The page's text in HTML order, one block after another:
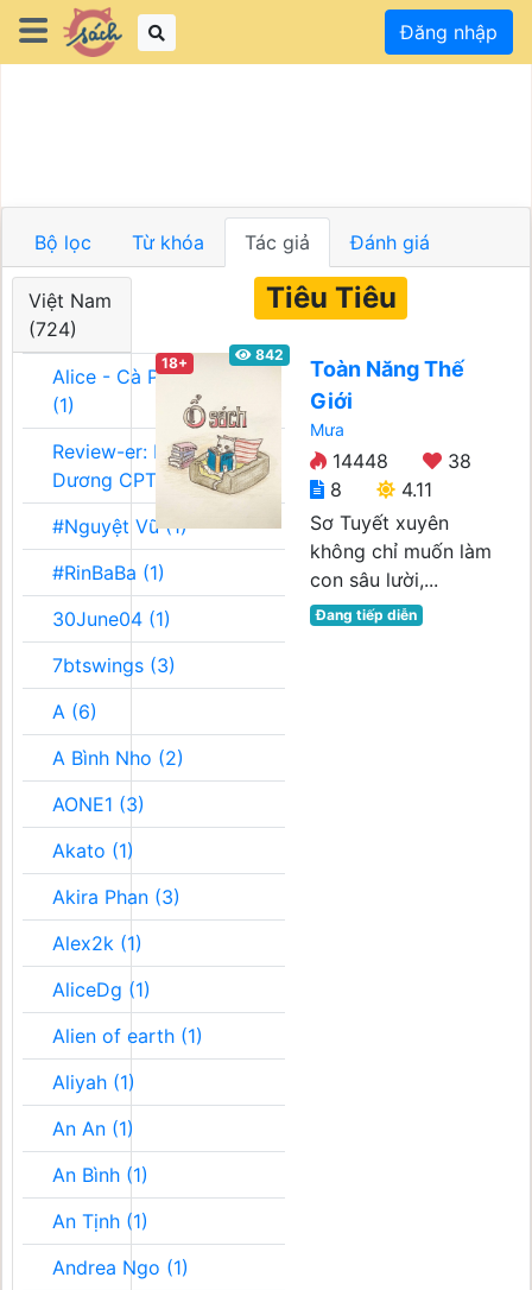
Đăng nhập
Bộ lọc Từ khóa Tác giả Đánh giá
Việt Nam
(724)
Alice - Cà Phê Team
(1)
Review-er: Dương
Dương CPT (1)
#Nguyệt Vũ (1)
#RinBaBa (1)
30June04 (1)
7btswings (3)
A (6)
A Bình Nho (2)
AONE1 (3)
Akato (1)
Akira Phan (3)
Alex2k (1)
AliceDg (1)
Alien of earth (1)
Aliyah (1)
An An (1)
An Bình (1)
An Tịnh (1)
Andrea Ngo (1)
Tiêu Tiêu
18+ 842
Toàn Năng Thế
Giới
Mưa
14448
38
8
4.11
Sơ Tuyết xuyên
không chỉ muốn làm
con sâu lười,...
Đang tiếp diễn